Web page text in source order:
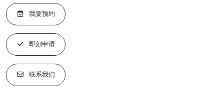
常见的关键词
国际硕士
校区
BBA
金融
我要预约
即刻申请
联系我们